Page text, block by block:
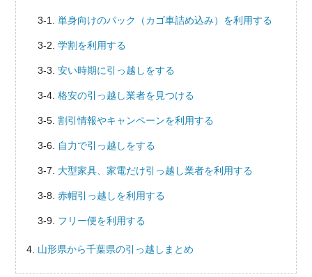
単身向けのパック（カゴ車詰め込み）を利用する
学割を利用する
安い時期に引っ越しをする
格安の引っ越し業者を見つける
割引情報やキャンペーンを利用する
自力で引っ越しをする
大型家具、家電だけ引っ越し業者を利用する
赤帽引っ越しを利用する
フリー便を利用する
山形県から千葉県の引っ越しまとめ